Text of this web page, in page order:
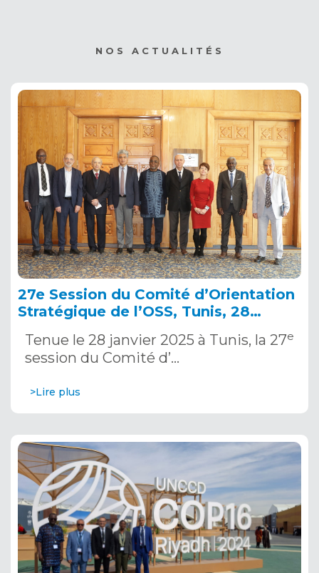
NOS ACTUALITÉS
27e Session du Comité d’Orientation
Stratégique de l’OSS, Tunis, 28
Tenue le 28 janvier 2025 à Tunis, la 27e
session du Comité d’…
>Lire plus